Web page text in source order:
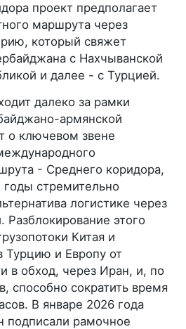
проект предполагает
маршрута через
который свяжет
с Нахчыванской
и далее - с Турцией.
далеко за рамки
армянской
о ключевом звене
- Среднего коридора,
стремительно
логистике через
Разблокирование этого
Китая и
Турцию и Европу от
в обход, через Иран, и, по
способно сократить время
В январе 2026 года
подписали рамочное